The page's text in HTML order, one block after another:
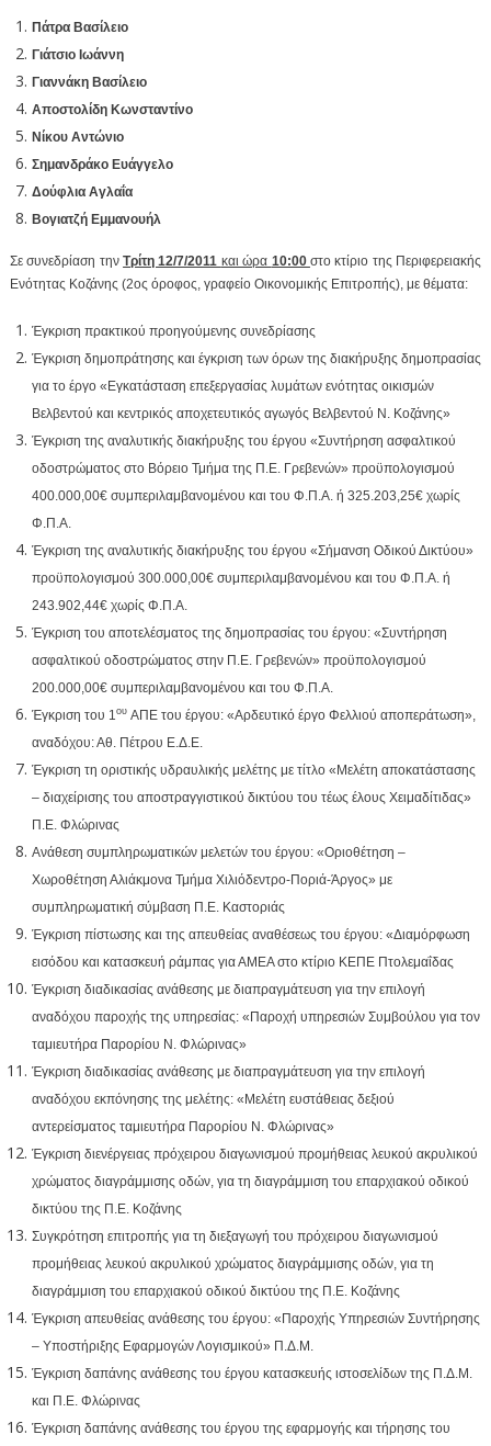
Πάτρα Βασίλειο
Γιάτσιο Ιωάννη
Γιαννάκη Βασίλειο
Αποστολίδη Κωνσταντίνο
Νίκου Αντώνιο
Σημανδράκο Ευάγγελο
Δούφλια Αγλαΐα
Βογιατζή Εμμανουήλ
Σε συνεδρίαση τηνΤρίτη 12/7/2011 και ώρα 10:00 στο κτίριο της Περιφερειακής
Ενότητας Κοζάνης (2ος όροφος, γραφείο Οικονομικής Επιτροπής), με θέματα:
Έγκριση πρακτικού προηγούμενης συνεδρίασης
Έγκριση δημοπράτησης και έγκριση των όρων της διακήρυξης δημοπρασίας
για το έργο «Εγκατάσταση επεξεργασίας λυμάτων ενότητας οικισμών
Βελβεντού και κεντρικός αποχετευτικός αγωγός Βελβεντού Ν. Κοζάνης»
Έγκριση της αναλυτικής διακήρυξης του έργου «Συντήρηση ασφαλτικού
οδοστρώματος στο Βόρειο Τμήμα της Π.Ε. Γρεβενών» προϋπολογισμού
400.000,00€ συμπεριλαμβανομένου και του Φ.Π.Α. ή 325.203,25€ χωρίς
Φ.Π.Α.
Έγκριση της αναλυτικής διακήρυξης του έργου «Σήμανση Οδικού Δικτύου»
προϋπολογισμού 300.000,00€ συμπεριλαμβανομένου και του Φ.Π.Α. ή
243.902,44€ χωρίς Φ.Π.Α.
Έγκριση του αποτελέσματος της δημοπρασίας του έργου: «Συντήρηση
ασφαλτικού οδοστρώματος στην Π.Ε. Γρεβενών» προϋπολογισμού
200.000,00€ συμπεριλαμβανομένου και του Φ.Π.Α.
Έγκριση του 1ου ΑΠΕ του έργου: «Αρδευτικό έργο Φελλιού αποπεράτωση»,
αναδόχου: Αθ. Πέτρου Ε.Δ.Ε.
Έγκριση τη οριστικής υδραυλικής μελέτης με τίτλο «Μελέτη αποκατάστασης
– διαχείρισης του αποστραγγιστικού δικτύου του τέως έλους Χειμαδίτιδας»
Π.Ε. Φλώρινας
Ανάθεση συμπληρωματικών μελετών του έργου: «Οριοθέτηση –
Χωροθέτηση Αλιάκμονα Τμήμα Χιλιόδεντρο-Ποριά-Άργος» με
συμπληρωματική σύμβαση Π.Ε. Καστοριάς
Έγκριση πίστωσης και της απευθείας αναθέσεως του έργου: «Διαμόρφωση
εισόδου και κατασκευή ράμπας για ΑΜΕΑ στο κτίριο ΚΕΠΕ Πτολεμαΐδας
Έγκριση διαδικασίας ανάθεσης με διαπραγμάτευση για την επιλογή
αναδόχου παροχής της υπηρεσίας: «Παροχή υπηρεσιών Συμβούλου για τον
ταμιευτήρα Παρορίου Ν. Φλώρινας»
Έγκριση διαδικασίας ανάθεσης με διαπραγμάτευση για την επιλογή
αναδόχου εκπόνησης της μελέτης: «Μελέτη ευστάθειας δεξιού
αντερείσματος ταμιευτήρα Παρορίου Ν. Φλώρινας»
Έγκριση διενέργειας πρόχειρου διαγωνισμού προμήθειας λευκού ακρυλικού
χρώματος διαγράμμισης οδών, για τη διαγράμμιση του επαρχιακού οδικού
δικτύου της Π.Ε. Κοζάνης
Συγκρότηση επιτροπής για τη διεξαγωγή του πρόχειρου διαγωνισμού
προμήθειας λευκού ακρυλικού χρώματος διαγράμμισης οδών, για τη
διαγράμμιση του επαρχιακού οδικού δικτύου της Π.Ε. Κοζάνης
Έγκριση απευθείας ανάθεσης του έργου: «Παροχής Υπηρεσιών Συντήρησης
– Υποστήριξης Εφαρμογών Λογισμικού» Π.Δ.Μ.
Έγκριση δαπάνης ανάθεσης του έργου κατασκευής ιστοσελίδων της Π.Δ.Μ.
και Π.Ε. Φλώρινας
Έγκριση δαπάνης ανάθεσης του έργου της εφαρμογής και τήρησης του